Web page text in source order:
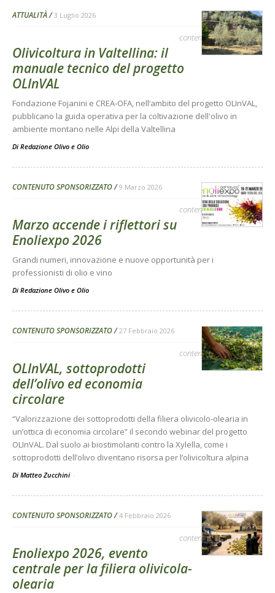
ATTUALITÀ 3 Luglio 2026
contenuto sponsorizzato
Olivicoltura in Valtellina: il
manuale tecnico del progetto
OLInVAL
Fondazione Fojanini e CREA-OFA, nell’ambito del progetto OLInVAL,
pubblicano la guida operativa per la coltivazione dell'olivo in
ambiente montano nelle Alpi della Valtellina
Di Redazione Olivo e Olio
CONTENUTO SPONSORIZZATO 9 Marzo 2026
contenuto sponsorizzato
Marzo accende i riflettori su
Enoliexpo 2026
Grandi numeri, innovazione e nuove opportunità per i
professionisti di olio e vino
Di Redazione Olivo e Olio -
CONTENUTO SPONSORIZZATO 27 Febbraio 2026
contenuto sponsorizzato
OLInVAL, sottoprodotti
dell’olivo ed economia
circolare
“Valorizzazione dei sottoprodotti della filiera olivicolo-olearia in
un’ottica di economia circolare” il secondo webinar del progetto
OLInVAL. Dal suolo ai biostimolanti contro la Xylella, come i
sottoprodotti dell’olivo diventano risorsa per l’olivicoltura alpina
Di Matteo Zucchini -
CONTENUTO SPONSORIZZATO 4 Febbraio 2026
contenuto sponsorizzato
Enoliexpo 2026, evento
centrale per la filiera olivicola-
olearia